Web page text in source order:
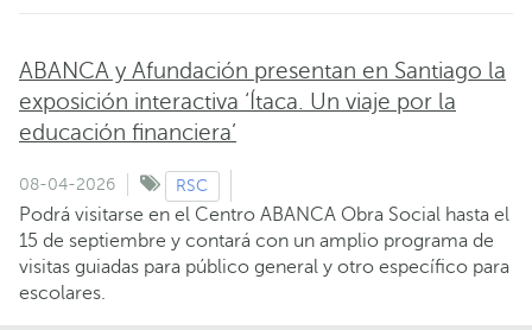
ABANCA y Afundación presentan en Santiago la
exposición interactiva ‘Ítaca. Un viaje por la
educación financiera’
08-04-2026 RSC
Podrá visitarse en el Centro ABANCA Obra Social hasta el
15 de septiembre y contará con un amplio programa de
visitas guiadas para público general y otro específico para
escolares.